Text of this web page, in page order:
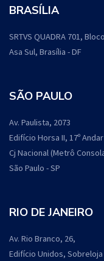
BRASÍLIA
SRTVS QUADRA 701,
Asa Sul, Brasília - DF
SÃO PAULO
Av. Paulista, 2073
Edifício Horsa II, 17º Andar
Cj Nacional (Metrô
São Paulo - SP
RIO DE JANEIRO
Av. Rio Branco, 26,
Edifício Unidos, Sobreloja